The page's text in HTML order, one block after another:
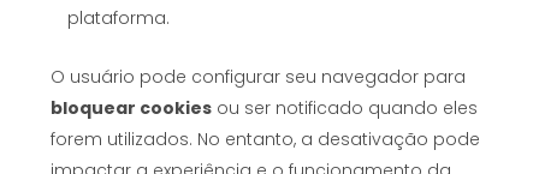
plataforma.
O usuário pode configurar seu navegador para
bloquear cookies ou ser notificado quando eles
forem utilizados. No entanto, a desativação pode